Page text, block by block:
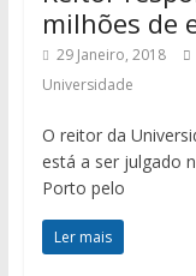
milhões de
29 Janeiro, 2018
Universidade
O reitor da
está a ser julgado
Porto pelo
Ler mais